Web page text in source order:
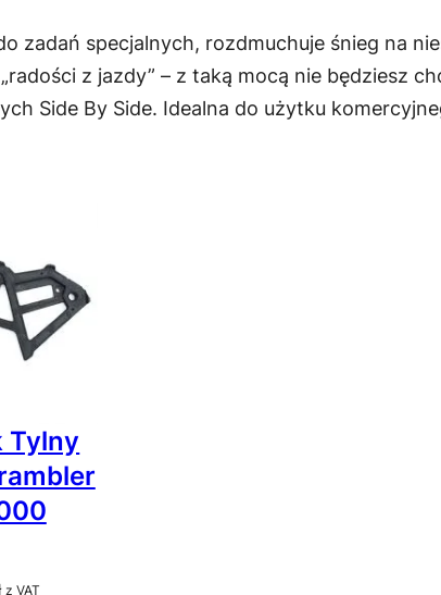
zadań specjalnych, rozdmuchuje śnieg na
z jazdy” – z taką mocą nie będziesz
Side By Side. Idealna do użytku
Tylny
z VAT